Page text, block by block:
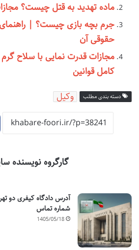
ماده تهدید به قتل چیست؟
جرم بچه بازی چیست؟ | راهنمای
حقوقی آن
مجازات قدرت نمایی با سلاح
کامل قوانین
دسته بندی مطلب وکیل
گارگروه نویسنده
آدرس دادگاه کیفری دو
شماره تماس
1405/05/18